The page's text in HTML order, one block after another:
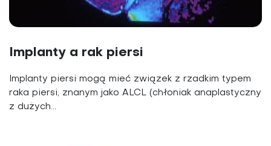
Implanty a rak piersi
Implanty piersi mogą mieć związek z rzadkim typem
raka piersi, znanym jako ALCL (chłoniak anaplastyczny
z dużych...